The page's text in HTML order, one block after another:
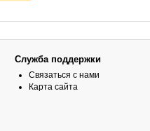
Служба поддержки
Связаться с нами
Карта сайта